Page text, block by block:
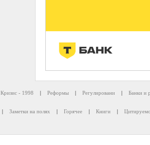
Кризис - 1998 | Реформы | Регулировани | Банки и
| Заметки на полях | Горячее | Книги |